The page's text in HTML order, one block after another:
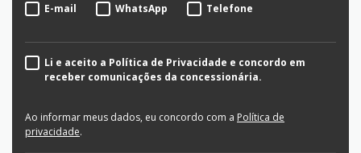
E-mail WhatsApp Telefone
Li e aceito a Política de Privacidade e concordo em
receber comunicações da concessionária.
Ao informar meus dados, eu concordo com a Política de
privacidade.